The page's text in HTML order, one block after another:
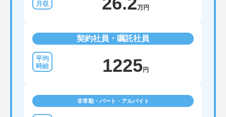
万円
契約社員・嘱託社員
1225 円
非常勤・パート・アルバイト